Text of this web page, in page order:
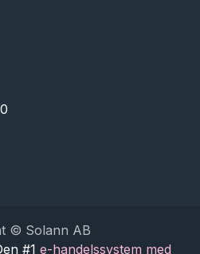
© Solann AB
#1 e-handelssystem med